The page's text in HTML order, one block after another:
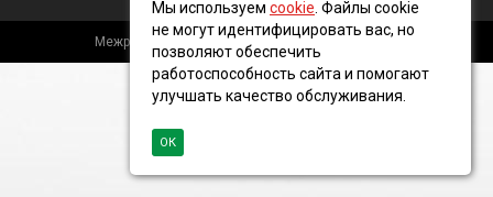
Межрегиональная кабельная компания, 2016 ©
Мы используем cookie . Файлы cookie
не могут идентифицировать вас, но
позволяют обеспечить
работоспособность сайта и помогают
улучшать качество обслуживания.
ОК